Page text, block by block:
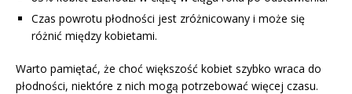
Czas powrotu płodności jest zróżnicowany i może się
różnić między kobietami.
Warto pamiętać, że choć większość kobiet szybko wraca do
płodności, niektóre z nich mogą potrzebować więcej czasu.